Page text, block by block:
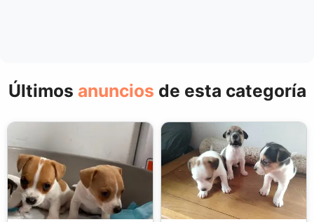
Últimos anuncios de esta categoría